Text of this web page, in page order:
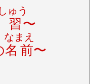
ゅう
〜
名前
なまえ
〜